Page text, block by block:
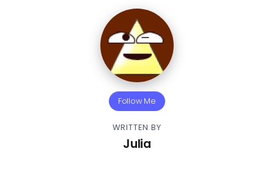
Follow Me
WRITTEN BY
Julia